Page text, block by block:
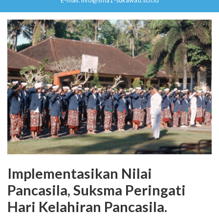
Implementasikan Nilai
Pancasila, Suksma Peringati
Hari Kelahiran Pancasila.